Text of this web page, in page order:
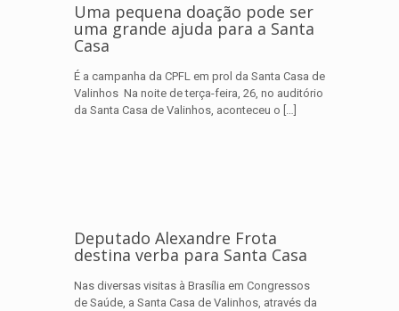
Uma pequena doação pode ser
uma grande ajuda para a Santa
Casa
É a campanha da CPFL em prol da Santa Casa de
Valinhos Na noite de terça-feira, 26, no auditório
da Santa Casa de Valinhos, aconteceu o […]
Deputado Alexandre Frota
destina verba para Santa Casa
Nas diversas visitas à Brasília em Congressos
de Saúde, a Santa Casa de Valinhos, através da